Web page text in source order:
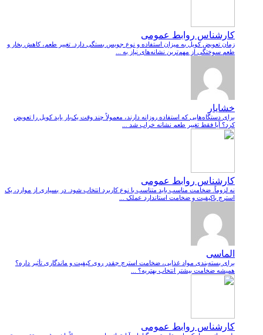
کارشناس روابط عمومی
زمان تعویض کویل به میزان استفاده و نوع جویس بستگی دارد. تغییر طعم، کاهش بخار و
طعم سوختگی از مهم‌ترین نشانه‌های نیاز به ...
خشایار
برای دستگاه‌هایی که استفاده روزانه دارند، معمولاً چند وقت یک‌بار باید کویل را تعویض
کرد؟ آیا فقط تغییر طعم نشانه خراب شد ...
کارشناس روابط عمومی
نه لزوماً. ضخامت مناسب باید متناسب با نوع کاربرد انتخاب شود. در بسیاری از موارد، یک
استرچ باکیفیت و ضخامت استاندارد عملک ...
الماسی
برای بسته‌بندی مواد غذایی، ضخامت استرچ چقدر روی کیفیت و ماندگاری تأثیر داره؟
همیشه ضخامت بیشتر انتخاب بهتریه؟ ...
کارشناس روابط عمومی